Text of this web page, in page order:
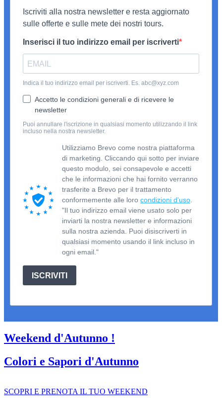
Iscriviti alla nostra newsletter e resta aggiornato
sulle offerte e sulle mete dei nostri tours.
Inserisci il tuo indirizzo email per iscriverti
Indica il tuo indirizzo email per iscriverti. Es. abc@xyz.com
Accetto le condizioni generali e di ricevere le
newsletter
Puoi annullare l'iscrizione in qualsiasi momento utilizzando il link
incluso nella nostra newsletter.
Utilizziamo Brevo come nostra piattaforma
di marketing. Cliccando qui sotto per inviare
questo modulo, sei consapevole e accetti
che le informazioni che hai fornito verranno
trasferite a Brevo per il trattamento
conformemente alle loro condizioni d'uso.
"Il tuo indirizzo email viene usato solo per
inviarti la nostra newsletter e informazioni
sulla nostra azienda. Puoi disiscriverti in
qualsiasi momento usando il link incluso in
ogni email."
ISCRIVITI
Weekend d'Autunno !
Colori e Sapori d'Autunno
SCOPRI E PRENOTA IL TUO WEEKEND